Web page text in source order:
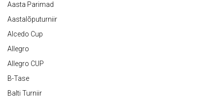
Aasta Parimad
Aastalõputurniir
Alcedo Cup
Allegro
Allegro CUP
B-Tase
Balti Turniir